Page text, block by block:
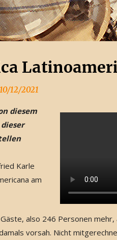
10/12/2021
diesem
Karle
am
also 246 Personen
vorsah. Nicht